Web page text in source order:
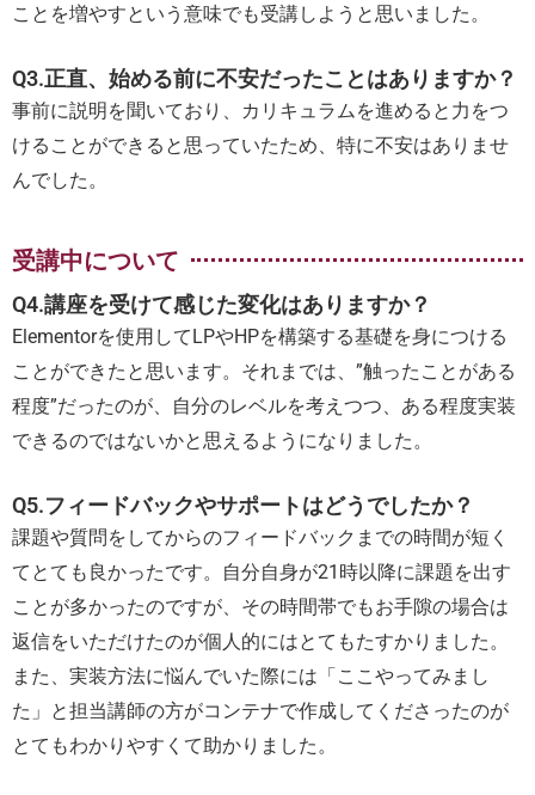
ことを増やすという意味でも受講しようと思いました。
Q3.正直、始める前に不安だったことはありますか？
事前に説明を聞いており、カリキュラムを進めると力をつ
けることができると思っていたため、特に不安はありませ
んでした。
受講中について
Q4.講座を受けて感じた変化はありますか？
Elementorを使用してLPやHPを構築する基礎を身につける
ことができたと思います。それまでは、”触ったことがある
程度”だったのが、自分のレベルを考えつつ、ある程度実装
できるのではないかと思えるようになりました。
Q5.フィードバックやサポートはどうでしたか？
課題や質問をしてからのフィードバックまでの時間が短く
てとても良かったです。自分自身が21時以降に課題を出す
ことが多かったのですが、その時間帯でもお手隙の場合は
返信をいただけたのが個人的にはとてもたすかりました。
また、実装方法に悩んでいた際には「ここやってみまし
た」と担当講師の方がコンテナで作成してくださったのが
とてもわかりやすくて助かりました。